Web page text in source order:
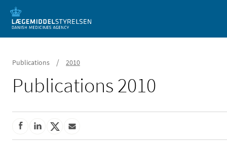
Mobile version
Publications / 2010
Publications 2010